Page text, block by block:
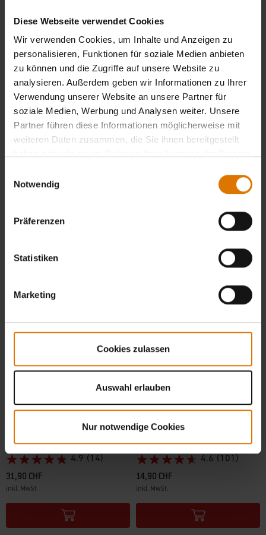
Diese Webseite verwendet Cookies
Wir verwenden Cookies, um Inhalte und Anzeigen zu
personalisieren, Funktionen für soziale Medien anbieten
zu können und die Zugriffe auf unsere Website zu
analysieren. Außerdem geben wir Informationen zu Ihrer
Verwendung unserer Website an unsere Partner für
soziale Medien, Werbung und Analysen weiter. Unsere
Partner führen diese Informationen möglicherweise mit
weiteren Daten zusammen, die Sie ihnen bereitgestellt
Notwendig
Präferenzen
Statistiken
Marketing
Cookies zulassen
Auswahl erlauben
Nur notwendige Cookies
Premium-Abdeckhaube
Für den Summit® Kamado E6
inkl. MwSt.
Premium-Abdeckhaube
Für das Summit® Kamado S6
(32)
Für die Smokey-Joe®-Serie
4.9 (14)
31,90 CHF
inkl. MwSt.
Color Options
Reinigungsspachtel
4.6 (101)
14,90 CHF
inkl. MwSt.
Color Options